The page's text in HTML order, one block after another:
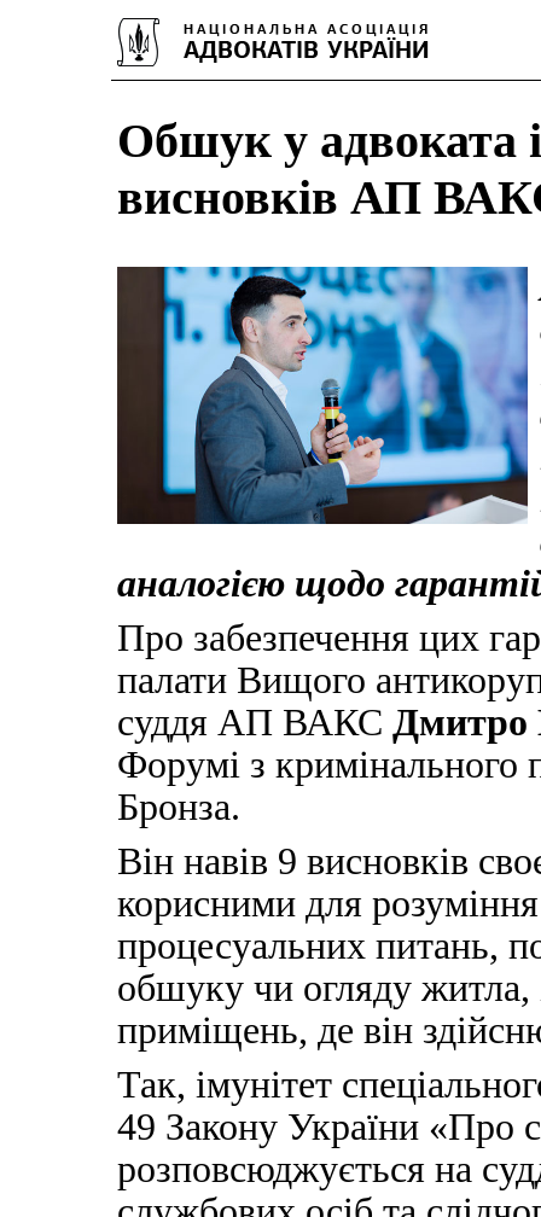
Обшук у адвоката і
висновків АП
аналогією щодо
Про забезпечення цих
палати Вищого
суддя АП ВАКС Дмитро
Форумі з кримінального
Бронза.
Він навів 9 висновків
корисними для
процесуальних питань,
обшуку чи огляду житла,
приміщень, де він
Так, імунітет
49 Закону України «Про
розповсюджується на